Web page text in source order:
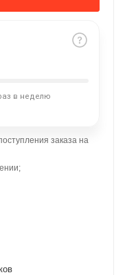
в неделю
заказа на